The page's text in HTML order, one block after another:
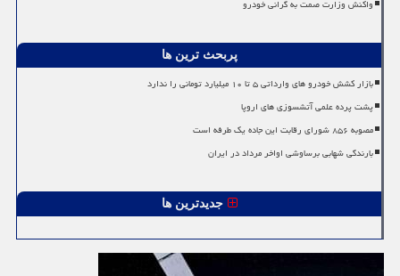
واکنش وزارت صمت به گرانی خودرو
پربحث ترین ها
بازار کشش خودرو های وارداتی ۵ تا ۱۰ میلیارد تومانی را ندارد
پشت پرده علمی آتشسوزی های اروپا
مصوبه ۸۵۶ شورای رقابت این جاده یک طرفه است
بارندگی شهابی برساوشی اواخر مرداد در ایران
جدیدترین ها